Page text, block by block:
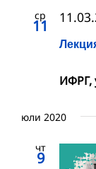
ср
11
ИФРГ,
юли 2020
чт
9